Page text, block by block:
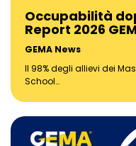
Occupabilità
Report 2026
GEMA News
Il 98% degli allievi dei
School…